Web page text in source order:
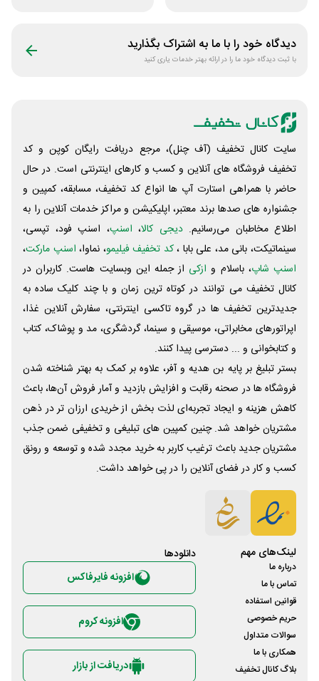
دیدگاه خود را با ما به اشتراک بگذارید
با ثبت دیدگاه خود ما را در ارائه بهتر خدمات یاری کنید
سایت کانال تخفیف (آف چنل)، مرجع دریافت رایگان کوپن و کد
تخفیف فروشگاه های آنلاین و کسب و‌ کارهای اینترنتی است. در حال
حاضر با همراهی استارت آپ ها انواع کد تخفیف، مسابقه، کمپین و
جشنواره های صدها برند معتبر، اپلیکیشن و مراکز خدمات آنلاین را به
اطلاع مخاطبان می‌رسانیم. دیجی کالا، اسنپ، اسنپ فود، تپسی،
سینماتیکت، بانی مد، علی‌ بابا ،کد تخفیف فیلیمو، نماوا، اسنپ مارکت،
اسنپ شاپ، باسلام و ازکی از جمله این وبسایت ‌هاست. کاربران در
کانال تخفیف می توانند در کوتاه ترین زمان و با چند کلیک ساده به
جدیدترین تخفیف ها در گروه تاکسی اینترنتی، سفارش آنلاین غذا،
اپراتورهای مخابراتی، موسیقی و سینما، گردشگری، مد و پوشاک، کتاب
و کتابخوانی و ... دسترسی پیدا کنند.
بستر تبلیغ بر پایه بن هدیه و آفر، علاوه بر کمک به بهتر شناخته شدن
فروشگاه ها در صحنه رقابت و افزایش بازدید و آمار فروش آن‌ها، باعث
کاهش هزینه و ایجاد تجربه‌ای لذت بخش از خریدی ارزان تر در ذهن
مشتریان خواهد شد. چنین کمپین های تبلیغی و تخفیفی ضمن جذب
مشتریان جدید باعث ترغیب کاربر به خرید مجدد شده و توسعه و رونق
کسب و کار در فضای آنلاین را در پی خواهد داشت.
لینک‌های مهم
درباره ما
تماس با ما
قوانین استفاده
حریم خصوصی
سوالات متداول
همکاری با ما
بلاگ کانال تخفیف
دانلود‌ها
افزونه فایرفاکس
افزونه کروم
دریافت از بازار